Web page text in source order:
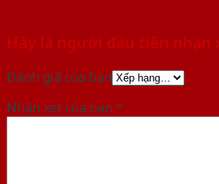
Hãy là người đầu tiên nhận
Đánh giá của bạn
Nhận xét của bạn *